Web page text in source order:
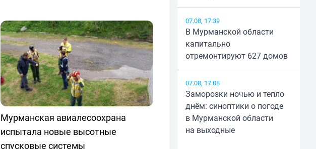
Мурманская авиалесоохрана
испытала новые высотные
спусковые системы
07.08, 17:39
В Мурманской области
капитально
отремонтируют 627 домов
07.08, 17:08
Заморозки ночью и тепло
днём: синоптики о погоде
в Мурманской области
на выходные